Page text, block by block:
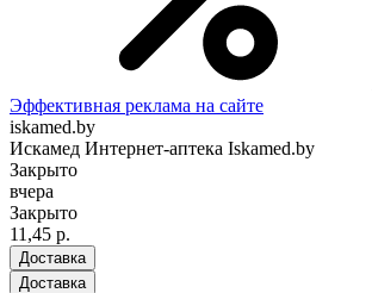
Эффективная реклама на сайте
iskamed.by
Искамед Интернет-аптека Iskamed.by
Закрыто
вчера
Закрыто
11,45 р.
Доставка
Доставка